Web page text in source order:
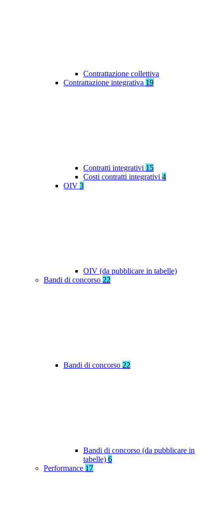
Contrattazione collettiva
Contrattazione integrativa 19
Contratti integrativi 15
Costi contratti integrativi 4
OIV 3
OIV (da pubblicare in tabelle)
Bandi di concorso 22
Bandi di concorso 22
Bandi di concorso (da pubblicare in
tabelle) 6
Performance 17